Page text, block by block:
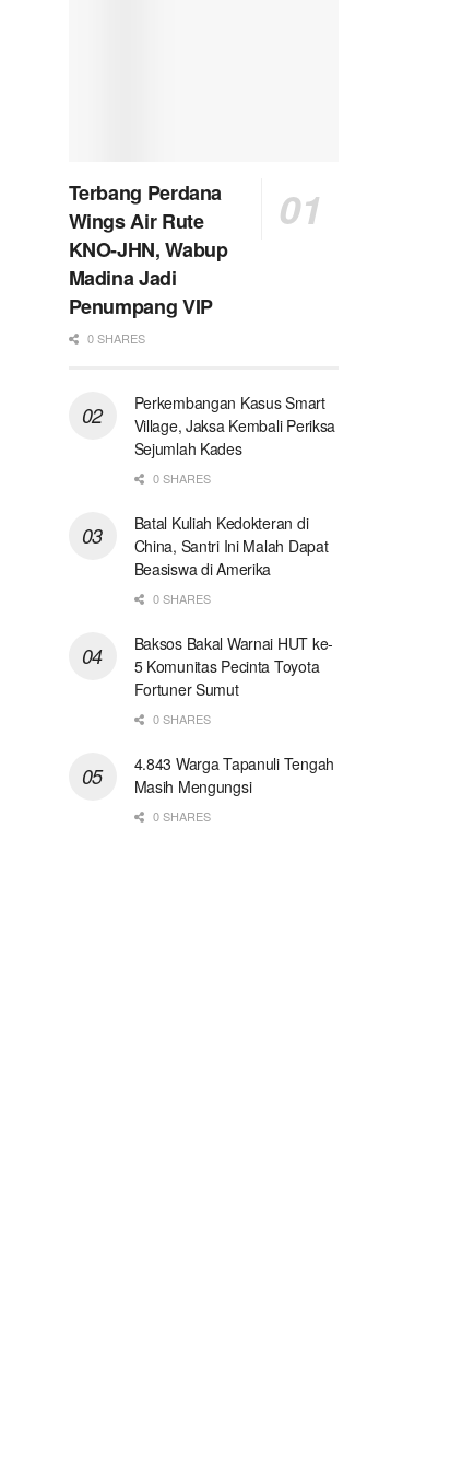
Terbang Perdana
Wings Air Rute
KNO-JHN, Wabup
Madina Jadi
Penumpang VIP
0 SHARES
Perkembangan Kasus Smart
Village, Jaksa Kembali Periksa
Sejumlah Kades
0 SHARES
Batal Kuliah Kedokteran di
China, Santri Ini Malah Dapat
Beasiswa di Amerika
0 SHARES
Baksos Bakal Warnai HUT ke-
5 Komunitas Pecinta Toyota
Fortuner Sumut
0 SHARES
4.843 Warga Tapanuli Tengah
Masih Mengungsi
0 SHARES